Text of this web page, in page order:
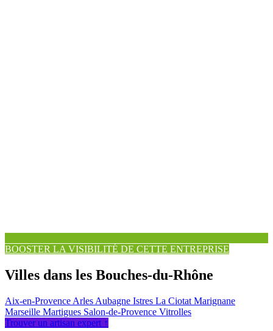
BOOSTER LA VISIBILITÉ DE CETTE ENTREPRISE
Villes dans les Bouches-du-Rhône
Aix-en-Provence Arles Aubagne Istres La Ciotat Marignane
Marseille Martigues Salon-de-Provence Vitrolles
Trouver un artisan expert ↑